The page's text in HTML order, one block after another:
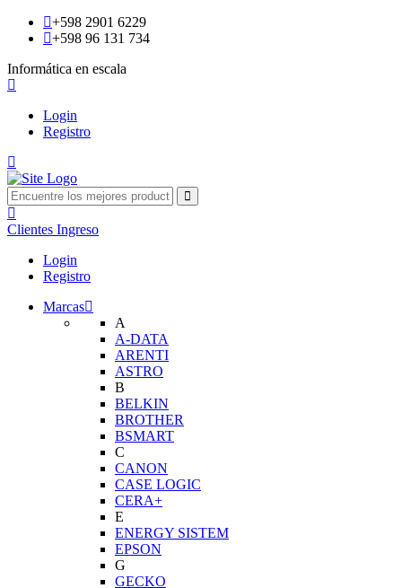
+598 2901 6229
+598 96 131 734
Informática en escala
Login
Registro
Clientes Ingreso
Login
Registro
Marcas
A
A-DATA
ARENTI
ASTRO
B
BELKIN
BROTHER
BSMART
C
CANON
CASE LOGIC
CERA+
E
ENERGY SISTEM
EPSON
G
GECKO